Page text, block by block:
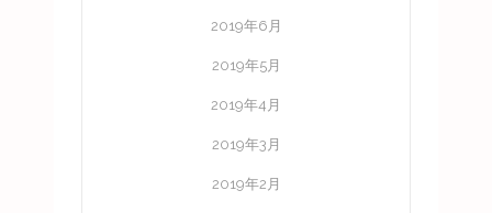
2019年6月
2019年5月
2019年4月
2019年3月
2019年2月